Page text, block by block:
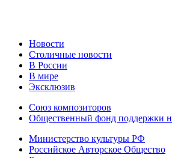
Новости
Столичные новости
В России
В мире
Эксклюзив
Союз композиторов
Общественный фонд поддержки
Министерство культуры РФ
Российское Авторское Общество